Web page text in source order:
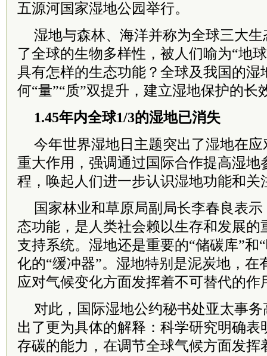
五源河国家湿地公园举行。
湿地与森林、海洋并称为全球三大
了全球的生物多样性，被人们喻为“地
具有怎样的生态功能？全球及我国的湿
何“量”“质”双提升，建立湿地保护的长
1.45年内全球1/3的湿地已消失
今年世界湿地日主题突出了湿地在
重大作用，强调通过国际合作提高湿地
程，唤起人们进一步认识湿地功能和关
国家林业和草原局副局长李春良表
态功能，是人类社会赖以生存和发展的
支持系统。湿地还是重要的“储碳库”和
化的“缓冲器”。湿地特别是泥炭地，在
应对气候变化方面发挥着不可替代的作
对此，国际湿地公约秘书处亚太事
出了更为具体的解释：科学研究明确表
存碳的能力，在调节全球气候方面发挥